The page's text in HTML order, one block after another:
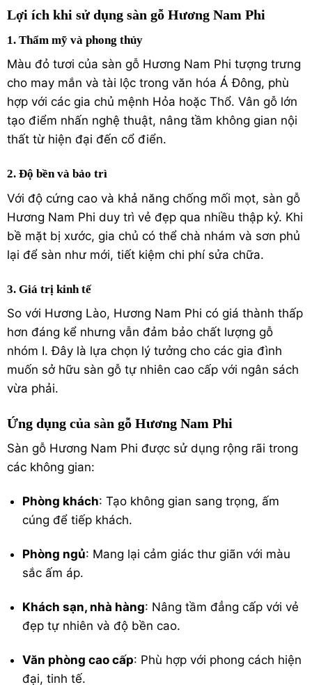
Lợi ích khi sử dụng sàn gỗ Hương Nam Phi
1. Thẩm mỹ và phong thủy
Màu đỏ tươi của sàn gỗ Hương Nam Phi tượng trưng
cho may mắn và tài lộc trong văn hóa Á Đông, phù
hợp với các gia chủ mệnh Hỏa hoặc Thổ. Vân gỗ lớn
tạo điểm nhấn nghệ thuật, nâng tầm không gian nội
thất từ hiện đại đến cổ điển.
2. Độ bền và bảo trì
Với độ cứng cao và khả năng chống mối mọt, sàn gỗ
Hương Nam Phi duy trì vẻ đẹp qua nhiều thập kỷ. Khi
bề mặt bị xước, gia chủ có thể chà nhám và sơn phủ
lại để sàn như mới, tiết kiệm chi phí sửa chữa.
3. Giá trị kinh tế
So với Hương Lào, Hương Nam Phi có giá thành thấp
hơn đáng kể nhưng vẫn đảm bảo chất lượng gỗ
nhóm I. Đây là lựa chọn lý tưởng cho các gia đình
muốn sở hữu sàn gỗ tự nhiên cao cấp với ngân sách
vừa phải.
Ứng dụng của sàn gỗ Hương Nam Phi
Sàn gỗ Hương Nam Phi được sử dụng rộng rãi trong
các không gian:
Phòng khách: Tạo không gian sang trọng, ấm
cúng để tiếp khách.
Phòng ngủ: Mang lại cảm giác thư giãn với màu
sắc ấm áp.
Khách sạn, nhà hàng: Nâng tầm đẳng cấp với vẻ
đẹp tự nhiên và độ bền cao.
Văn phòng cao cấp: Phù hợp với phong cách hiện
đại, tinh tế.